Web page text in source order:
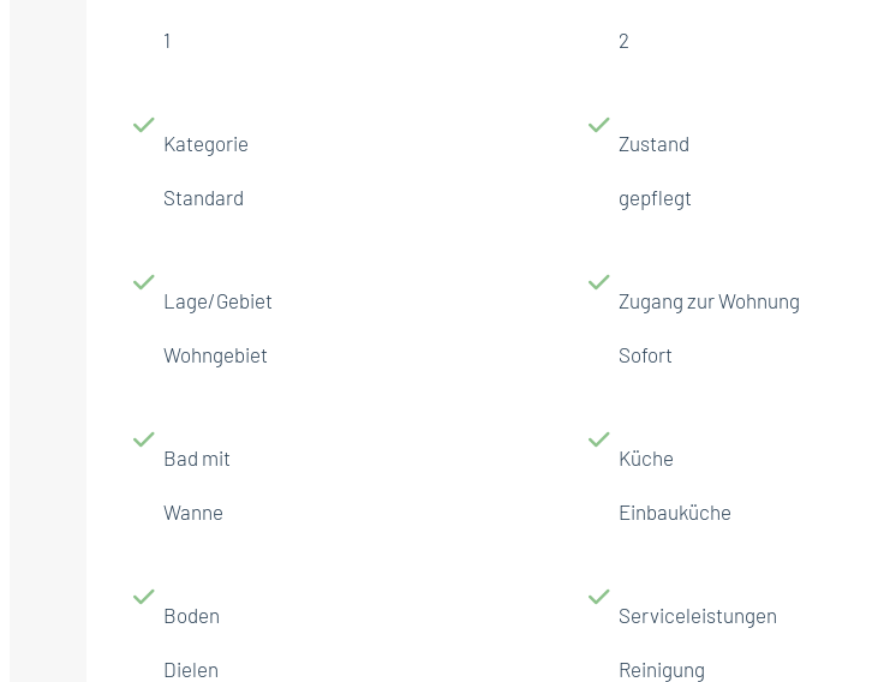
1 2
Kategorie
Standard
Zustand
gepflegt
Lage/Gebiet
Wohngebiet
Zugang zur Wohnung
Sofort
Bad mit
Wanne
Küche
Einbauküche
Boden
Dielen
Serviceleistungen
Reinigung